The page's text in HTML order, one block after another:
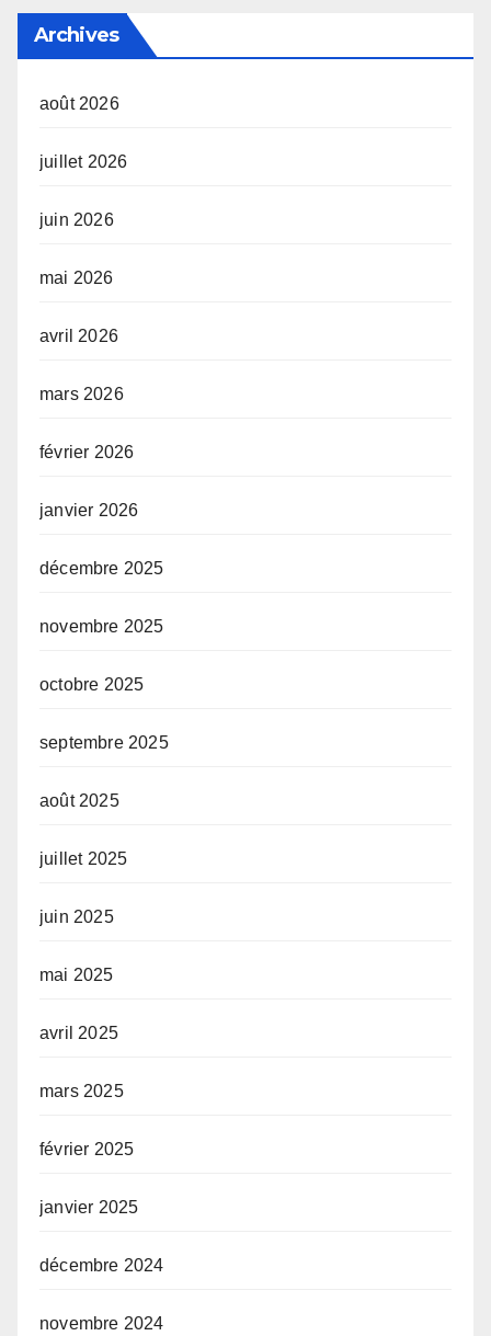
Archives
août 2026
juillet 2026
juin 2026
mai 2026
avril 2026
mars 2026
février 2026
janvier 2026
décembre 2025
novembre 2025
octobre 2025
septembre 2025
août 2025
juillet 2025
juin 2025
mai 2025
avril 2025
mars 2025
février 2025
janvier 2025
décembre 2024
novembre 2024